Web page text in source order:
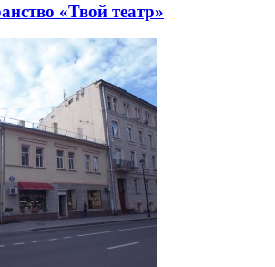
«Твой театр»